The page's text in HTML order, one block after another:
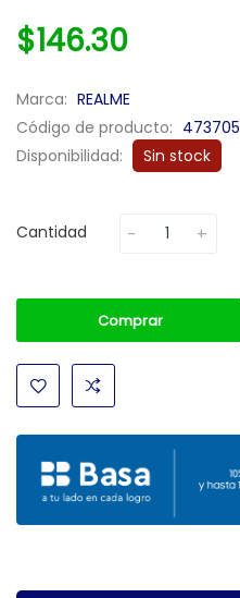
$146.30
Marca: REALME
Código de producto: 473705
Disponibilidad:
Sin stock
Cantidad
Comprar